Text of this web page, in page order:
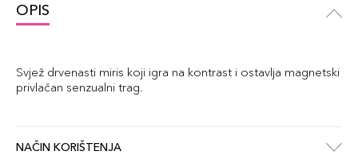
OPIS
Svjež drvenasti miris koji igra na kontrast i ostavlja magnetski
privlačan senzualni trag.
NAČIN KORIŠTENJA